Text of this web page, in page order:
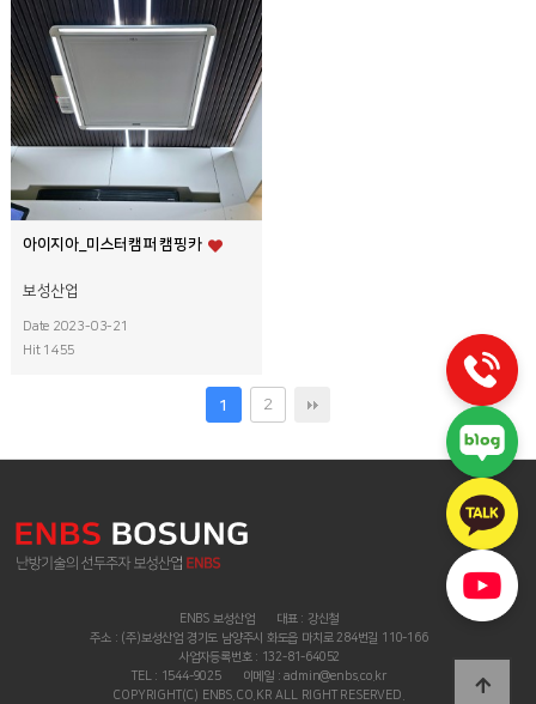
아이지아_미스터캠퍼 캠핑카
보성산업
Date 2023-03-21
Hit 1455
1 2
ENBS 보성산업
대표 : 강신철
주소 : (주)보성산업 경기도 남양주시 화도읍 마치로 284번길 110-166
사업자등록번호 : 132-81-64052
TEL : 1544-9025
이메일 : admin@enbs.co.kr
COPYRIGHT(C) ENBS.CO.KR ALL RIGHT RESERVED.